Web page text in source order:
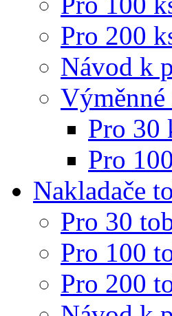
Pro 200
Návod k
Pro 30
Pro
Nakladače
Pro 30
Pro 100
Pro 200